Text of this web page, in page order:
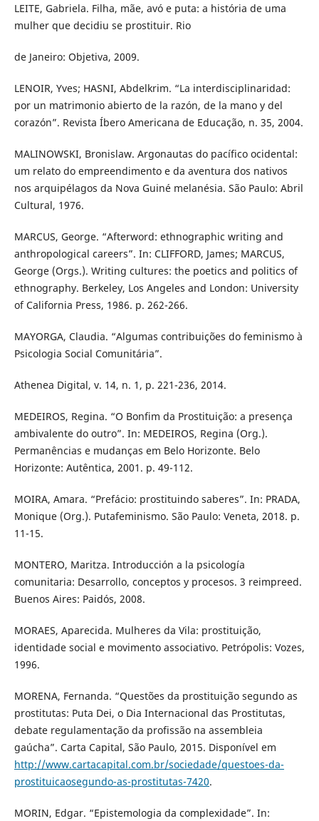
LEITE, Gabriela. Filha, mãe, avó e puta: a história de uma
mulher que decidiu se prostituir. Rio
de Janeiro: Objetiva, 2009.
LENOIR, Yves; HASNI, Abdelkrim. “La interdisciplinaridad:
por un matrimonio abierto de la razón, de la mano y del
corazón”. Revista Íbero Americana de Educação, n. 35, 2004.
MALINOWSKI, Bronislaw. Argonautas do pacífico ocidental:
um relato do empreendimento e da aventura dos nativos
nos arquipélagos da Nova Guiné melanésia. São Paulo: Abril
Cultural, 1976.
MARCUS, George. “Afterword: ethnographic writing and
anthropological careers”. In: CLIFFORD, James; MARCUS,
George (Orgs.). Writing cultures: the poetics and politics of
ethnography. Berkeley, Los Angeles and London: University
of California Press, 1986. p. 262-266.
MAYORGA, Claudia. “Algumas contribuições do feminismo à
Psicologia Social Comunitária”.
Athenea Digital, v. 14, n. 1, p. 221-236, 2014.
MEDEIROS, Regina. “O Bonfim da Prostituição: a presença
ambivalente do outro”. In: MEDEIROS, Regina (Org.).
Permanências e mudanças em Belo Horizonte. Belo
Horizonte: Autêntica, 2001. p. 49-112.
MOIRA, Amara. “Prefácio: prostituindo saberes”. In: PRADA,
Monique (Org.). Putafeminismo. São Paulo: Veneta, 2018. p.
11-15.
MONTERO, Maritza. Introducción a la psicología
comunitaria: Desarrollo, conceptos y procesos. 3 reimpreed.
Buenos Aires: Paidós, 2008.
MORAES, Aparecida. Mulheres da Vila: prostituição,
identidade social e movimento associativo. Petrópolis: Vozes,
1996.
MORENA, Fernanda. “Questões da prostituição segundo as
prostitutas: Puta Dei, o Dia Internacional das Prostitutas,
debate regulamentação da profissão na assembleia
gaúcha”. Carta Capital, São Paulo, 2015. Disponível em
http://www.cartacapital.com.br/sociedade/questoes-da-
prostituicaosegundo-as-prostitutas-7420.
MORIN, Edgar. “Epistemologia da complexidade”. In: